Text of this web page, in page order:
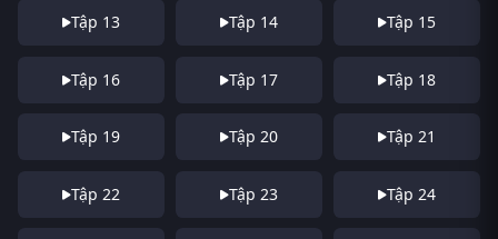
Tập 13 Tập 14 Tập 15
Tập 16 Tập 17 Tập 18
Tập 19 Tập 20 Tập 21
Tập 22 Tập 23 Tập 24